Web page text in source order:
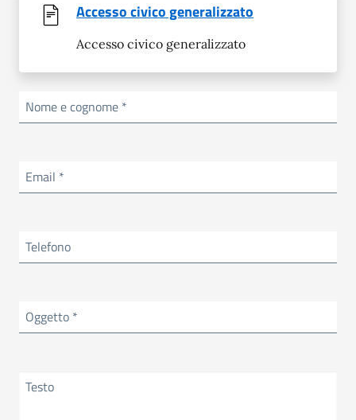
Accesso civico generalizzato
Accesso civico generalizzato
Nome e cognome *
Email *
Telefono
Oggetto *
Testo